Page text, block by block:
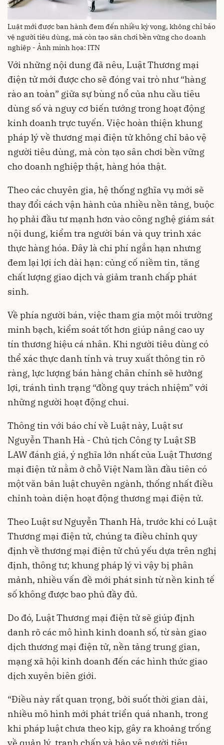
Luật mới được ban hành đem đến nhiều kỳ vọng, không chỉ bảo
vệ người tiêu dùng, mà còn tạo sân chơi bền vững cho doanh
nghiệp - Ảnh minh họa: ITN
Với những nội dung đã nêu, Luật Thương mại
điện tử mới được cho sẽ đóng vai trò như “hàng
rào an toàn” giữa sự bùng nổ của nhu cầu tiêu
dùng số và nguy cơ biến tướng trong hoạt động
kinh doanh trực tuyến. Việc hoàn thiện khung
pháp lý về thương mại điện tử không chỉ bảo vệ
người tiêu dùng, mà còn tạo sân chơi bền vững
cho doanh nghiệp thật, hàng hóa thật.
Theo các chuyên gia, hệ thống nghĩa vụ mới sẽ
thay đổi cách vận hành của nhiều nền tảng, buộc
họ phải đầu tư mạnh hơn vào công nghệ giám sát
nội dung, kiểm tra người bán và quy trình xác
thực hàng hóa. Đây là chi phí ngắn hạn nhưng
đem lại lợi ích dài hạn: củng cố niềm tin, tăng
chất lượng giao dịch và giảm tranh chấp phát
sinh.
Về phía người bán, việc tham gia một môi trường
minh bạch, kiểm soát tốt hơn giúp nâng cao uy
tín thương hiệu cá nhân. Khi người tiêu dùng có
thể xác thực danh tính và truy xuất thông tin rõ
ràng, lực lượng bán hàng chân chính sẽ hưởng
lợi, tránh tình trạng “đồng quy trách nhiệm” với
những người hoạt động chui.
Thông tin với báo chí về Luật này, Luật sư
Nguyễn Thanh Hà - Chủ tịch Công ty Luật SB
LAW đánh giá, ý nghĩa lớn nhất của Luật Thương
mại điện tử nằm ở chỗ Việt Nam lần đầu tiên có
một văn bản luật chuyên ngành, thống nhất điều
chỉnh toàn diện hoạt động thương mại điện tử.
Theo Luật sư Nguyễn Thanh Hà, trước khi có Luật
Thương mại điện tử, chúng ta điều chỉnh quy
định về thương mại điện tử chủ yếu dựa trên nghị
định, thông tư; khung pháp lý vì vậy bị phân
mảnh, nhiều vấn đề mới phát sinh từ nền kinh tế
số không được bao phủ đầy đủ.
Do đó, Luật Thương mại điện tử sẽ giúp định
danh rõ các mô hình kinh doanh số, từ sàn giao
dịch thương mại điện tử, nền tảng trung gian,
mạng xã hội kinh doanh đến các hình thức giao
dịch xuyên biên giới.
“Điều này rất quan trọng, bởi suốt thời gian dài,
nhiều mô hình mới phát triển quá nhanh, trong
khi pháp luật chưa theo kịp, gây ra khoảng trống